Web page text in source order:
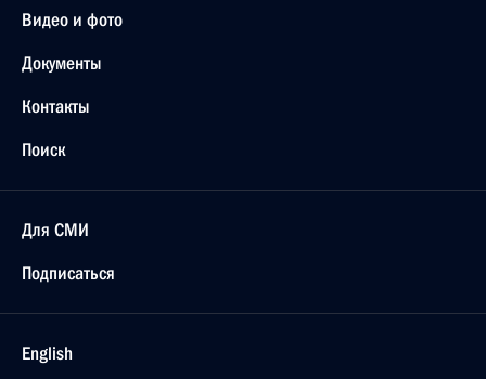
Видео и фото
Документы
Контакты
Поиск
Для СМИ
Подписаться
English